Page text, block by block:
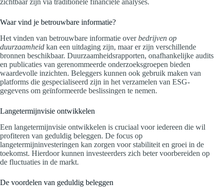
zichtbaar zijn via traditionele financiële analyses.
Waar vind je betrouwbare informatie?
Het vinden van betrouwbare informatie overbedrijven op
duurzaamheid kan een uitdaging zijn, maar er zijn verschillende
bronnen beschikbaar. Duurzaamheidsrapporten, onafhankelijke audits
en publicaties van gerenommeerde onderzoeksgroepen bieden
waardevolle inzichten. Beleggers kunnen ook gebruik maken van
platforms die gespecialiseerd zijn in het verzamelen van ESG-
gegevens om geïnformeerde beslissingen te nemen.
Langetermijnvisie ontwikkelen
Een langetermijnvisie ontwikkelen is cruciaal voor iedereen die wil
profiteren van geduldig beleggen. De focus op
langetermijninvesteringen kan zorgen voor stabiliteit en groei in de
toekomst. Hierdoor kunnen investeerders zich beter voorbereiden op
de fluctuaties in de markt.
De voordelen van geduldig beleggen